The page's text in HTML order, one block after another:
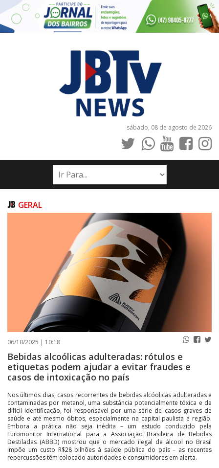
sábado, 08 de agosto de 2026
INÍCIO
NOTÍCIAS
PUBLICAÇÕES LEGAIS
CONTATO
GERAL
06/10/2025 | 10:18
Bebidas alcoólicas adulteradas: rótulos e
etiquetas podem ajudar a evitar fraudes e
casos de intoxicação no país
Nos últimos dias, casos recorrentes de bebidas alcóolicas adulteradas e
contaminadas por metanol, uma substância potencialmente tóxica e de
difícil identificação, foi responsável por uma série de casos graves de
saúde e até mesmo óbitos, especialmente na capital paulista e região.
Embora a prática não seja inédita – um estudo conduzido pela
Euromonitor International para a Associação Brasileira de Bebidas
Destiladas (ABBD) mostrou que o mercado ilegal de álcool no Brasil
impõe um custo R$28 bilhões à saúde pública do país – as recentes
repercussões têm colocado autoridades e consumidores em alerta.